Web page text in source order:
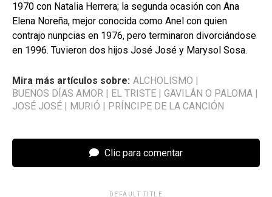
1970 con Natalia Herrera; la segunda ocasión con Ana
Elena Noreña, mejor conocida como Anel con quien
contrajo nunpcias en 1976, pero terminaron divorciándose
en 1996. Tuvieron dos hijos José José y Marysol Sosa.
Mira más artículos sobre: ALCHOLISMO
BUENOS DÍAS AMOR
EL TRISTE GAVILÁN O PALOMA
JOSÉ JOSÉ
MURIÓ PRÍNCIPE DE LA CANCIÓN
Clic para comentar
DEFAULT TITLE